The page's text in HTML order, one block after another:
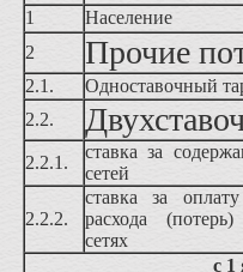
1
Население
2
Прочие
2.1.
Одноставочный
2.2.
2.2.1.
ставка за
сетей
2.2.2.
ставка за оплату
расхода
сетях
с 1